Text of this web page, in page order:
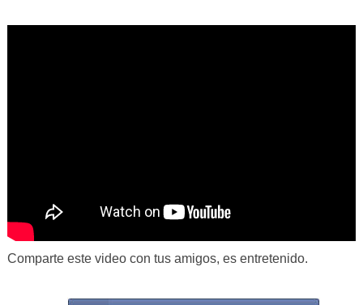
Comparte este video con tus amigos, es entretenido.